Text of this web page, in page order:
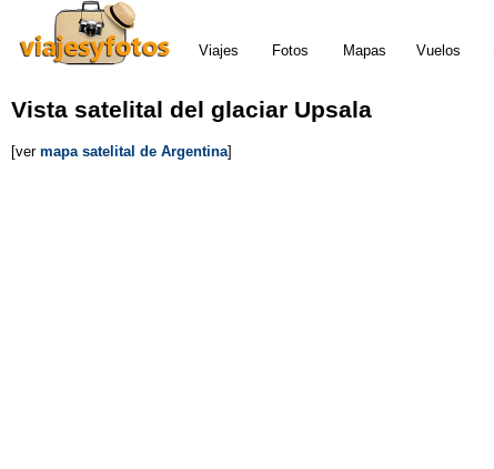
Viajes Fotos Mapas Vuelos
Vista satelital del glaciar Upsala
[ver mapa satelital de Argentina]